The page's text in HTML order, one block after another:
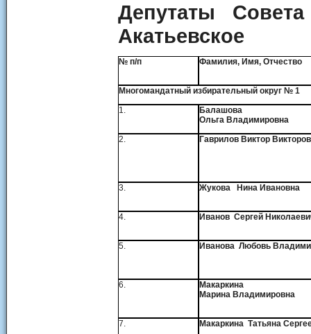
Депутаты
Акатьевское
№ п/п Фамилия, Имя, Отчество
Многомандатный избирательный округ № 1
1.
Балашова
Ольга Владимировна
2.
Гаврилов Виктор
3. Жукова Нина Ивановна
4. Иванов Сергей
5. Иванова Любовь
6.
Макаркина
Марина Владимировна
7. Макаркина Татьяна